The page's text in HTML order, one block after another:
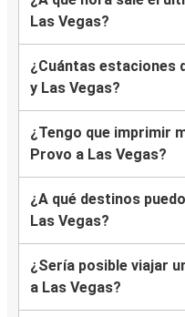
Las Vegas?
¿Cuántas estaciones
y Las Vegas?
¿Tengo que imprimir
Provo a Las Vegas?
¿A qué destinos
Las Vegas?
¿Sería posible viajar
a Las Vegas?